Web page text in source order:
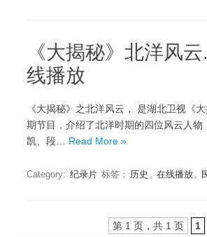
《大揭秘》北洋风
线播放
《大揭秘》之北洋风云， 是湖北卫视《
期节目，介绍了北洋时期的四位风云人物
凯、段… Read More »
Category: 纪录片 标签： 历史 , 在线播放 ,
第 1 页，共 1 页 1